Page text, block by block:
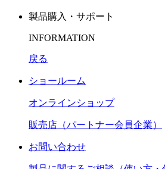
製品購入・サポート
INFORMATION
戻る
ショールーム
オンラインショップ
販売店（パートナー会員企業）
お問い合わせ